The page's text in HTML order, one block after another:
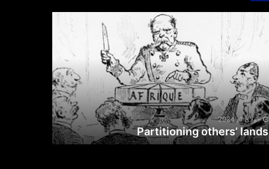
جولای 4, 2024
Partitioning others’ lands